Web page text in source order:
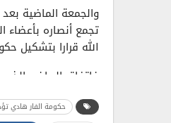
والجمعة الماضية
تجمع أنصاره بأعضاء
الله قرارا بتشكيل
فإتفاق الرياض
تحالف العدوان في
حكومة الفار هادي